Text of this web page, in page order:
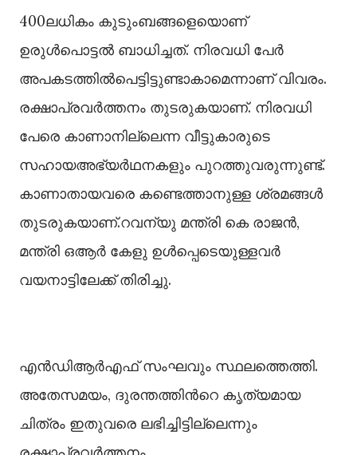
400ലധികം കുടുംബങ്ങളെയൊണ്
ഉരുള്‍പൊട്ടല്‍ ബാധിച്ചത്. നിരവധി പേര്‍
അപകടത്തില്‍പെട്ടിട്ടുണ്ടാകാമെന്നാണ് വിവരം.
രക്ഷാപ്രവര്‍ത്തനം തുടരുകയാണ്. നിരവധി
പേരെ കാണാനില്ലെന്ന വീട്ടുകാരുടെ
സഹായഅഭ്യര്‍ഥനകളും പുറത്തുവരുന്നുണ്ട്.
കാണാതായവരെ കണ്ടെത്താനുള്ള ശ്രമങ്ങള്‍
തുടരുകയാണ്.റവന്യു മന്ത്രി കെ രാജൻ,
മന്ത്രി ഒആര്‍ കേളു ഉള്‍പ്പെടെയുള്ളവര്‍
വയനാട്ടിലേക്ക് തിരിച്ചു.
എന്‍ഡിആര്‍എഫ് സംഘവും സ്ഥലത്തെത്തി.
അതേസമയം, ദുരന്തത്തിന്‍റെ കൃത്യമായ
ചിത്രം ഇതുവരെ ലഭിച്ചിട്ടില്ലെന്നും